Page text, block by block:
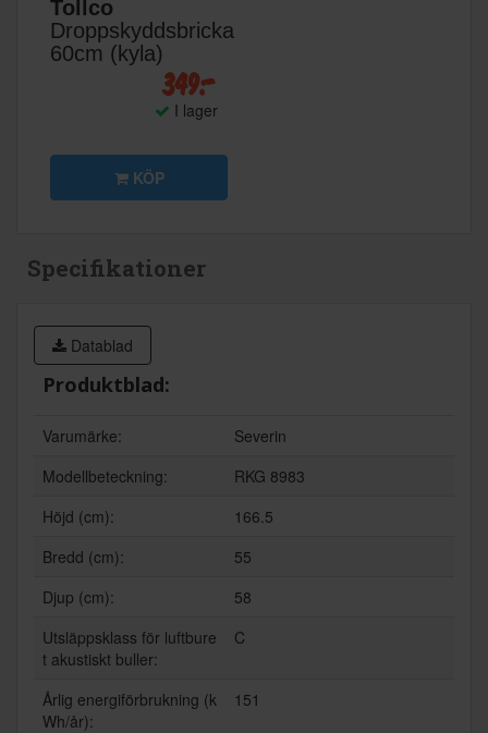
Tollco
Droppskyddsbricka
60cm (kyla)
349:-
I lager
KÖP
Specifikationer
Datablad
Produktblad:
Varumärke:
Severin
Modellbeteckning:
RKG 8983
Höjd (cm):
166.5
Bredd (cm):
55
Djup (cm):
58
Utsläppsklass för luftbure
t akustiskt buller:
C
Årlig energiförbrukning (k
Wh/år):
151